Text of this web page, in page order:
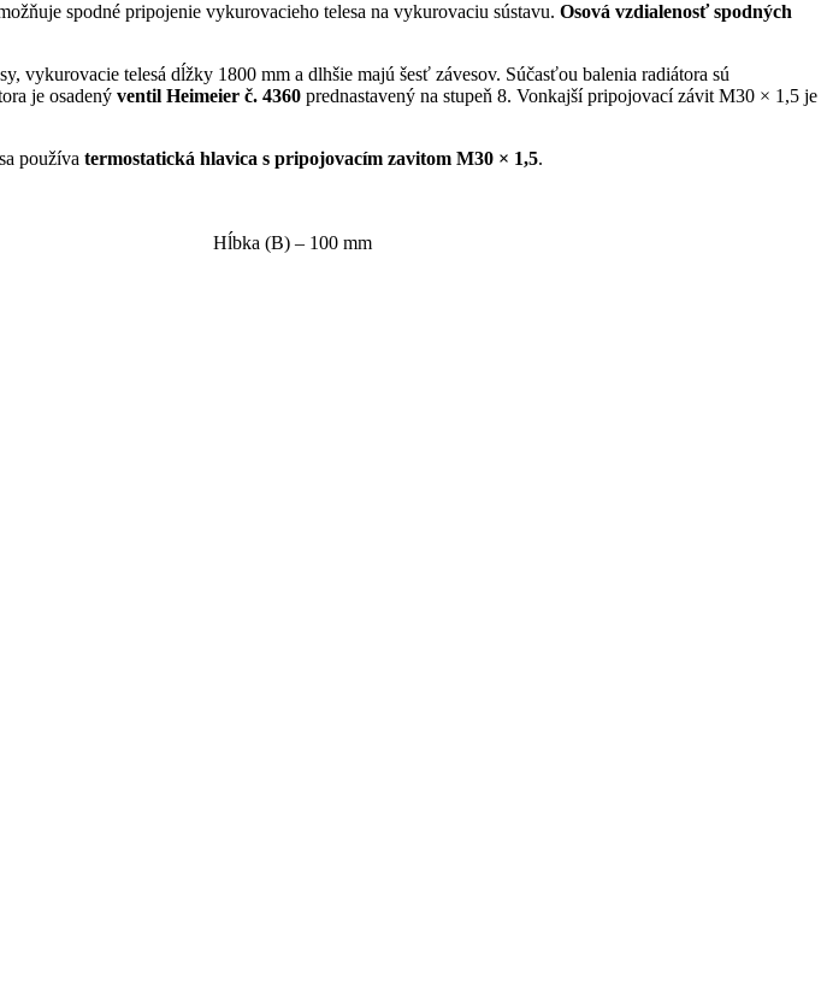
spodné pripojenie vykurovacieho telesa na vykurovaciu sústavu. Osová vzdialenosť spodných
vykurovacie telesá dĺžky 1800 mm a dlhšie majú šesť závesov. Súčasťou balenia radiátora sú
je osadený ventil Heimeier č. 4360 prednastavený na stupeň 8. Vonkajší pripojovací závit M30 × 1,5 je
používa termostatická hlavica s pripojovacím zavitom M30 × 1,5.
– 100 mm